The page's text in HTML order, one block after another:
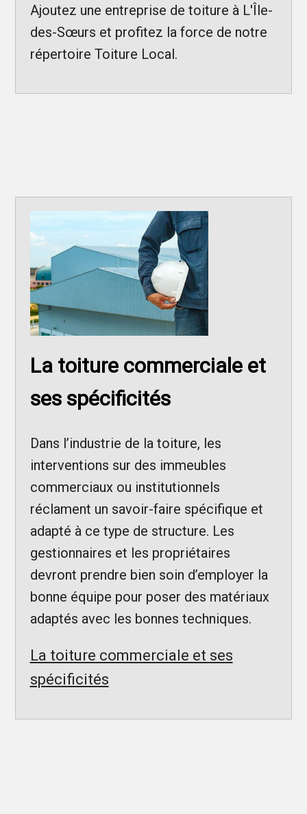
Ajoutez une entreprise de toiture à L'Île-
des-Sœurs et profitez la force de notre
répertoire Toiture Local.
La toiture commerciale et
ses spécificités
Dans l’industrie de la toiture, les
interventions sur des immeubles
commerciaux ou institutionnels
réclament un savoir-faire spécifique et
adapté à ce type de structure. Les
gestionnaires et les propriétaires
devront prendre bien soin d’employer la
bonne équipe pour poser des matériaux
adaptés avec les bonnes techniques.
La toiture commerciale et ses
spécificités